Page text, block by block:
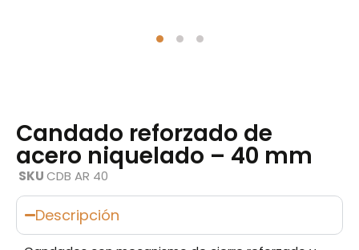
Candado reforzado de
acero niquelado – 40 mm
SKUCDB AR 40
Descripción